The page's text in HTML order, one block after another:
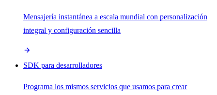
Mensajería instantánea a escala mundial con personalización
integral y configuración sencilla
SDK para desarrolladores
Programa los mismos servicios que usamos para crear